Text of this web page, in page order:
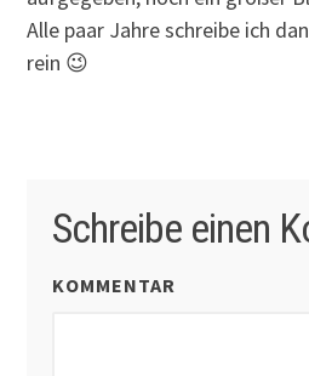
Alle paar Jahre schreibe ich
rein 😉
Schreibe einen
KOMMENTAR